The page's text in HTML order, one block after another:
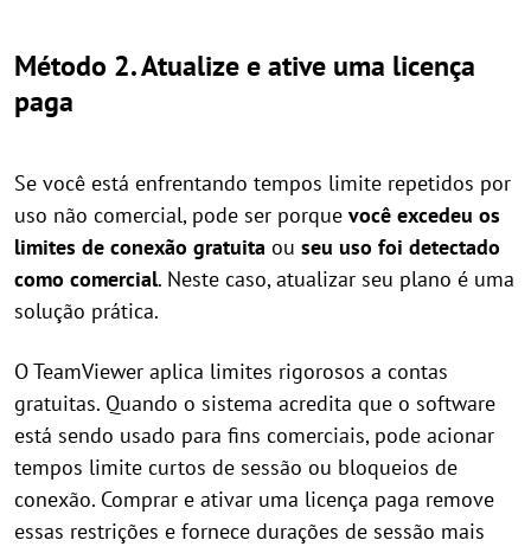
Método 2. Atualize e ative uma licença
paga
Se você está enfrentando tempos limite repetidos por
uso não comercial, pode ser porque você excedeu os
limites de conexão gratuita ou seu uso foi detectado
como comercial. Neste caso, atualizar seu plano é uma
solução prática.
O TeamViewer aplica limites rigorosos a contas
gratuitas. Quando o sistema acredita que o software
está sendo usado para fins comerciais, pode acionar
tempos limite curtos de sessão ou bloqueios de
conexão. Comprar e ativar uma licença paga remove
essas restrições e fornece durações de sessão mais